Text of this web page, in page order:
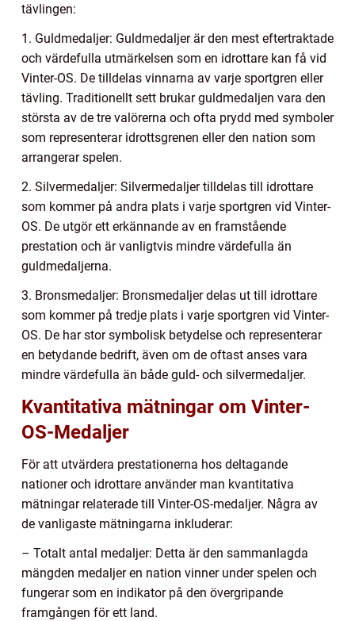
tävlingen:
1. Guldmedaljer: Guldmedaljer är den mest eftertraktade
och värdefulla utmärkelsen som en idrottare kan få vid
Vinter-OS. De tilldelas vinnarna av varje sportgren eller
tävling. Traditionellt sett brukar guldmedaljen vara den
största av de tre valörerna och ofta prydd med symboler
som representerar idrottsgrenen eller den nation som
arrangerar spelen.
2. Silvermedaljer: Silvermedaljer tilldelas till idrottare
som kommer på andra plats i varje sportgren vid Vinter-
OS. De utgör ett erkännande av en framstående
prestation och är vanligtvis mindre värdefulla än
guldmedaljerna.
3. Bronsmedaljer: Bronsmedaljer delas ut till idrottare
som kommer på tredje plats i varje sportgren vid Vinter-
OS. De har stor symbolisk betydelse och representerar
en betydande bedrift, även om de oftast anses vara
mindre värdefulla än både guld- och silvermedaljer.
Kvantitativa mätningar om Vinter-
OS-Medaljer
För att utvärdera prestationerna hos deltagande
nationer och idrottare använder man kvantitativa
mätningar relaterade till Vinter-OS-medaljer. Några av
de vanligaste mätningarna inkluderar:
– Totalt antal medaljer: Detta är den sammanlagda
mängden medaljer en nation vinner under spelen och
fungerar som en indikator på den övergripande
framgången för ett land.